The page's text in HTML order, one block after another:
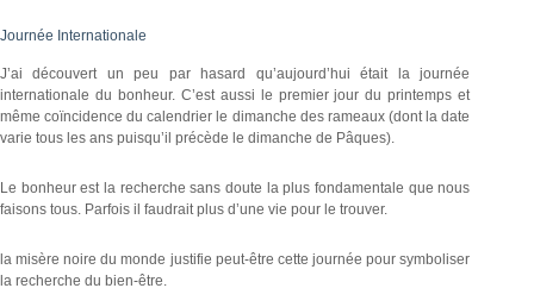
Journée Internationale
J’ai découvert un peu par hasard qu’aujourd’hui était la journée
internationale du bonheur. C’est aussi le premier jour du printemps et
même coïncidence du calendrier le dimanche des rameaux (dont la date
varie tous les ans puisqu’il précède le dimanche de Pâques).
Le bonheur est la recherche sans doute la plus fondamentale que nous
faisons tous. Parfois il faudrait plus d’une vie pour le trouver.
la misère noire du monde justifie peut-être cette journée pour symboliser
la recherche du bien-être.